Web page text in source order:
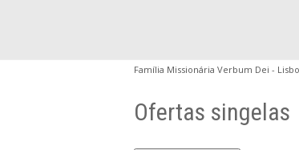
Família Missionária Verbum Dei -
Ofertas singelas